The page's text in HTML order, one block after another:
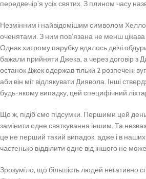
передвечір’я усіх святих. З плином часу
Незмінним і найвідомішим символом
оченятами. З ним пов’язана не менш
Однак хитрому парубку вдалось двічі
бажали прийняти Джека, а через договір з
останок Джек одержав тільки 2 розпечені
аби він міг відлякувати Диявола. Інші
будь-якому випадку, цей специфічний
Що ж, підіб’ємо підсумки. Першими цей
замінити одне святкування іншим. Та
це не перший такий випадок, адже і в
частенько відділити одне від іншого не
Зрозуміло, що більшість людей негативно